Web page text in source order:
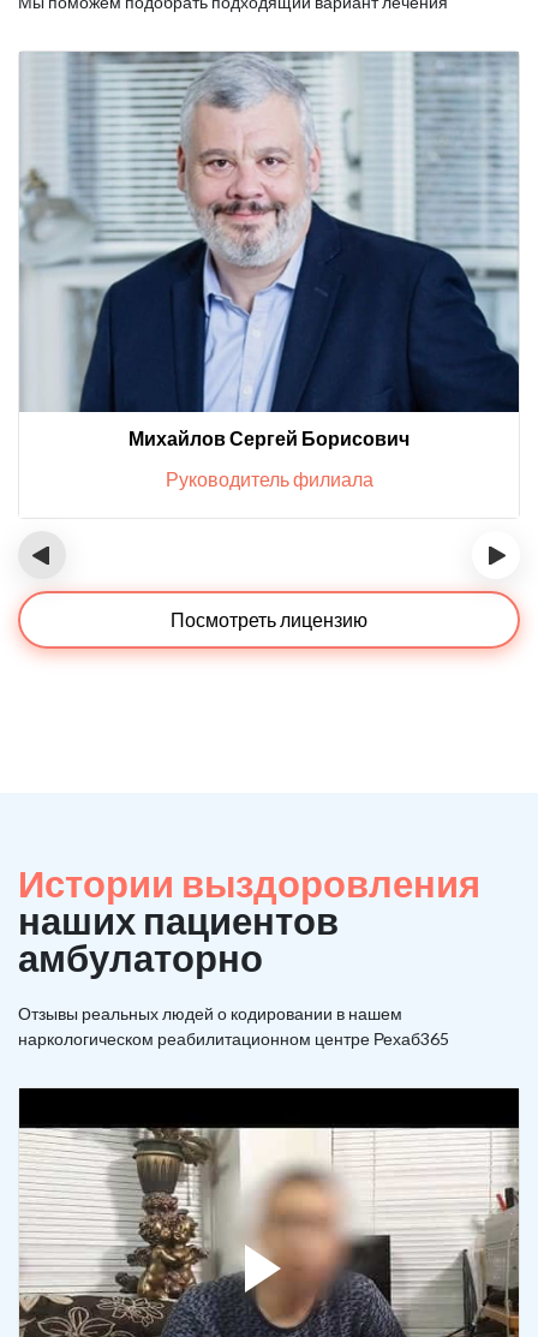
Михайлов Сергей Борисович
Руководитель филиала
‹ ›
Посмотреть лицензию
Истории выздоровления
наших пациентов
амбулаторно
Отзывы реальных людей о кодировании в нашем
наркологическом реабилитационном центре Рехаб365